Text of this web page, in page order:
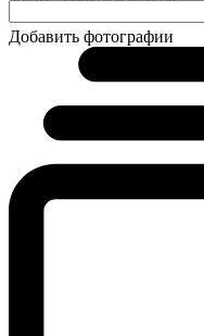
Добавить фотографии